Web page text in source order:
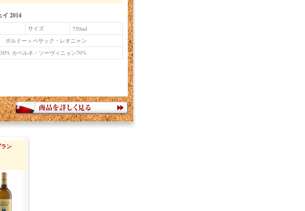
2014
サイズ
750ml
ボルドー > ペサック・レオニャン
カベルネ・ソーヴィニョン70%
ラン